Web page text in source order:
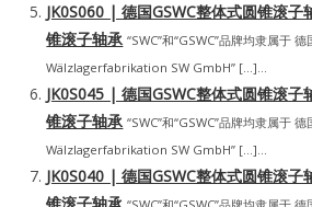
JK0S060 | 德国GSWC整体式圆锥滚子
锥滚子轴承 “SWC”和“GSWC”品牌均隶属于 德
Wälzlagerfabrikation SW GmbH” […]...
JK0S045 | 德国GSWC整体式圆锥滚子
锥滚子轴承 “SWC”和“GSWC”品牌均隶属于 德
Wälzlagerfabrikation SW GmbH” […]...
JK0S040 | 德国GSWC整体式圆锥滚子